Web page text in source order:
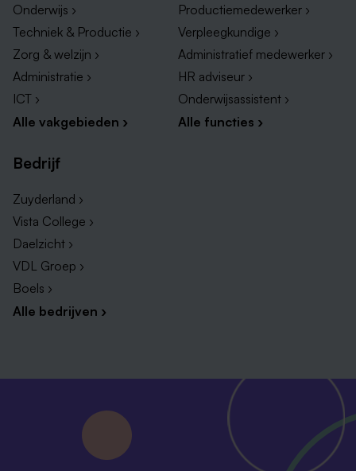
Onderwijs ›
Techniek & Productie ›
Zorg & welzijn ›
Administratie ›
ICT ›
Alle vakgebieden ›
Productiemedewerker ›
Verpleegkundige ›
Administratief medewerker ›
HR adviseur ›
Onderwijsassistent ›
Alle functies ›
Bedrijf
Zuyderland ›
Vista College ›
Daelzicht ›
VDL Groep ›
Boels ›
Alle bedrijven ›